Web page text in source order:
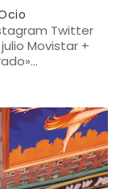
Twitter
Movistar +